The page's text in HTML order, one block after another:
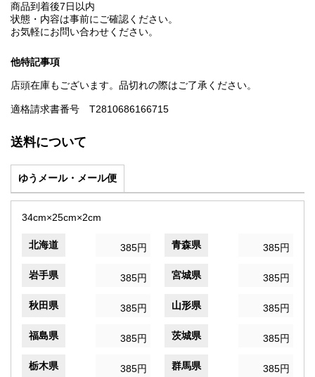
商品到着後7日以内
状態・内容は事前にご確認ください。
お気軽にお問い合わせください。
他特記事項
店頭在庫もございます。品切れの際はご了承ください。
適格請求書番号 T2810686166715
送料について
ゆうメール・メール便
34cm×25cm×2cm
北海道 385円 青森県 385円
岩手県 385円 宮城県 385円
秋田県 385円 山形県 385円
福島県 385円 茨城県 385円
栃木県 385円 群馬県 385円